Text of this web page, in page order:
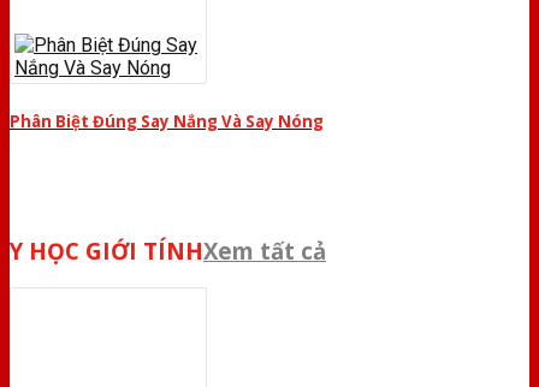
Phân Biệt Đúng Say Nắng Và Say Nóng
Y HỌC GIỚI TÍNHXem tất cả